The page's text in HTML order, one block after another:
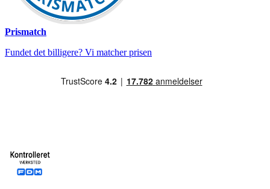
Prismatch
Fundet det billigere? Vi matcher prisen